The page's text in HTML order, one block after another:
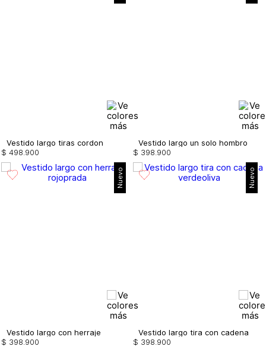
Vestido largo tiras cordon
$ 498 900
Vestido largo un solo hombro
$ 398 900
Nuevo
Vestido largo con herraje
$ 398 900
Nuevo
Vestido largo tira con cadena
$ 398 900